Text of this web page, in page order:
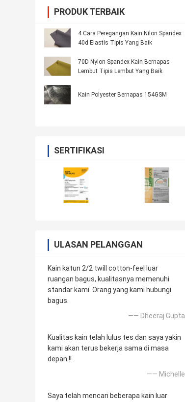
PRODUK TERBAIK
4 Cara Peregangan Kain Nilon Spandex
40d Elastis Tipis Yang Baik
70D Nylon Spandex Kain Bernapas
Lembut Tipis Lembut Yang Baik
Kain Polyester Bernapas 154GSM
SERTIFIKASI
ULASAN PELANGGAN
Kain katun 2/2 twill cotton-feel luar
ruangan bagus, kualitasnya memenuhi
standar kami. Orang yang kami hubungi
bagus.
—— Dheeraj Gupta
Kualitas kain telah lulus tes dan saya yakin
kami akan terus bekerja sama di masa
depan !!
—— Michelle
Saya telah mencari beberapa kain luar